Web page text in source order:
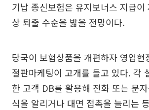
기납 종신보험은 유지보너스 지급이
상 퇴출 수순을 밟을 전망이다.
당국이 보험상품을 개편하자 영업현
절판마케팅이 고개를 들고 있다. 각
한 고객 DB를 활용해 전화 또는 문
식을 알리거나 대면 접촉을 늘리는